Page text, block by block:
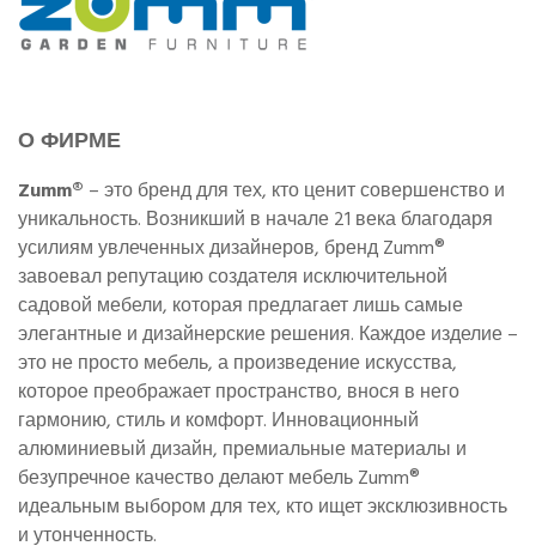
О ФИРМЕ
Zumm® – это бренд для тех, кто ценит совершенство и
уникальность. Возникший в начале 21 века благодаря
усилиям увлеченных дизайнеров, бренд Zumm®
завоевал репутацию создателя исключительной
садовой мебели, которая предлагает лишь самые
элегантные и дизайнерские решения. Каждое изделие –
это не просто мебель, а произведение искусства,
которое преображает пространство, внося в него
гармонию, стиль и комфорт. Инновационный
алюминиевый дизайн, премиальные материалы и
безупречное качество делают мебель Zumm®
идеальным выбором для тех, кто ищет эксклюзивность
и утонченность.